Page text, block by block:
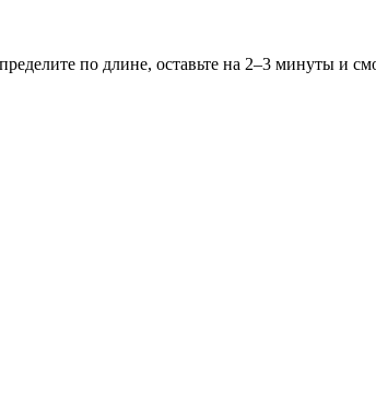
по длине, оставьте на 2–3 минуты и